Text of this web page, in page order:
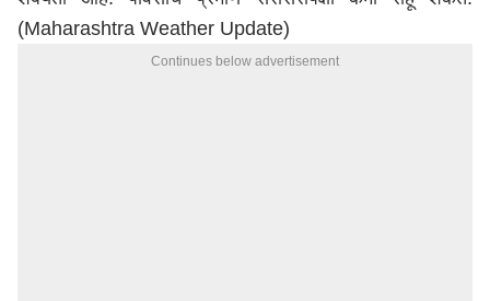
(Maharashtra Weather Update)
Continues below advertisement